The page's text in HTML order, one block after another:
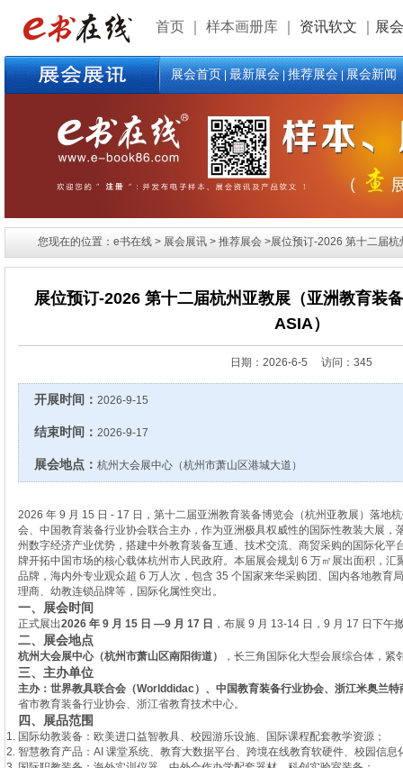
首页 样本画册库 资讯软文 展
展会首页|最新展会|推荐展会|展会新闻
您现在的位置：e书在线 > 展会展讯 > 推荐展会 >展位预订-2026 第十二届杭
展位预订-2026 第十二届杭州亚教展（亚洲教育装
ASIA）
日期： 2026-6-5 访问：345
开展时间： 2026-9-15
结束时间： 2026-9-17
展会地点： 杭州大会展中心（杭州市萧山区港城大道）
2026 年 9 月 15 日 - 17 日，第十二届亚洲教育装备博览会（杭州亚教展）落地
会、中国教育装备行业协会联合主办，作为亚洲极具权威性的国际性教装大展，
州数字经济产业优势，搭建中外教育装备互通、技术交流、商贸采购的国际化平
牌开拓中国市场的核心载体杭州市人民政府。本届展会规划 6 万㎡展出面积，
品牌，海内外专业观众超 6 万人次，包含 35 个国家来华采购团、国内各地教育
理商、幼教连锁品牌等，国际化属性突出。
一、展会时间
正式展出2026 年 9 月 15 日 —9 月 17 日 ，布展 9 月 13-14 日，9 月 17 日下午
二、展会地点
杭州大会展中心（杭州市萧山区南阳街道） ，长三角国际化大型会展综合体，紧
三、主办单位
主办：世界教具联合会（Worlddidac）、中国教育装备行业协会、浙江米奥兰特
省市教育装备行业协会、浙江省教育技术中心。
四、展品范围
国际幼教装备：欧美进口益智教具、校园游乐设施、国际课程配套教学资源；
智慧教育产品：AI 课堂系统、教育大数据平台、跨境在线教育软硬件、校园信息